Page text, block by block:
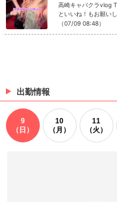
高崎キャバクラvlog
といいね！もお願い
（07/09 08:48）
出勤情報
9
（日）
10
（月）
11
（火）